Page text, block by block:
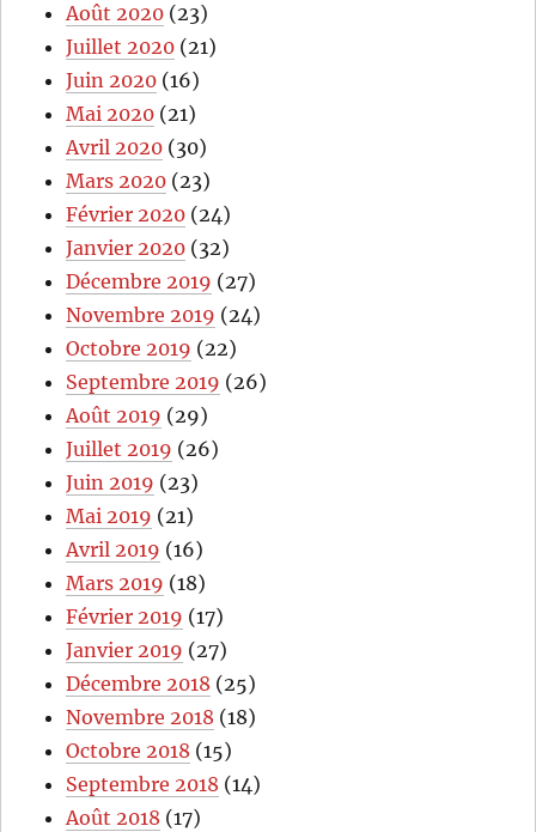
Août 2020 (23)
Juillet 2020 (21)
Juin 2020 (16)
Mai 2020 (21)
Avril 2020 (30)
Mars 2020 (23)
Février 2020 (24)
Janvier 2020 (32)
Décembre 2019 (27)
Novembre 2019 (24)
Octobre 2019 (22)
Septembre 2019 (26)
Août 2019 (29)
Juillet 2019 (26)
Juin 2019 (23)
Mai 2019 (21)
Avril 2019 (16)
Mars 2019 (18)
Février 2019 (17)
Janvier 2019 (27)
Décembre 2018 (25)
Novembre 2018 (18)
Octobre 2018 (15)
Septembre 2018 (14)
Août 2018 (17)